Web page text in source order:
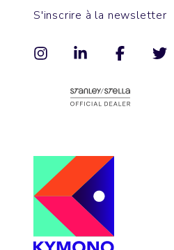
S'inscrire à la newsletter